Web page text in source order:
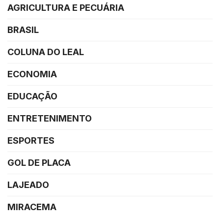
AGRICULTURA E PECUÁRIA
BRASIL
COLUNA DO LEAL
ECONOMIA
EDUCAÇÃO
ENTRETENIMENTO
ESPORTES
GOL DE PLACA
LAJEADO
MIRACEMA